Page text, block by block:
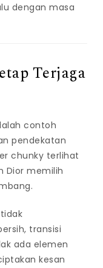
dengan masa
Terjaga
contoh
pendekatan
chunky terlihat
Dior memilih
transisi
ada elemen
kesan